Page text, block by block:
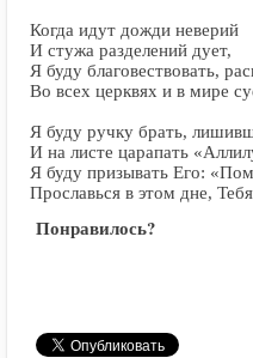
Когда идут дожди неверий
И стужа разделений дует,
Я буду благовествовать,
Во всех церквях и в мире
Я буду ручку брать,
И на листе царапать
Я буду призывать Его:
Прославься в этом дне,
Понравилось?